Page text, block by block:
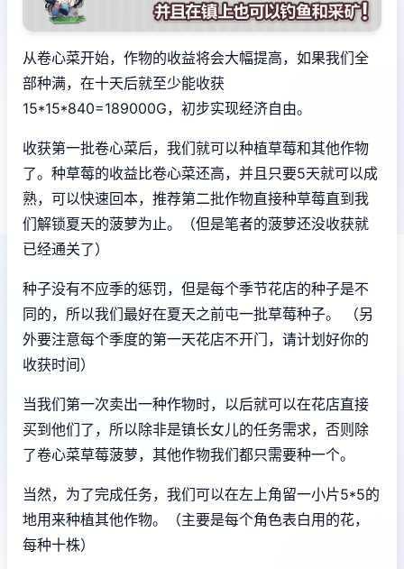
从卷心菜开始，作物的收益将会大幅提高，如果我们全
部种满，在十天后就至少能收获
15*15*840=189000G，初步实现经济自由。
收获第一批卷心菜后，我们就可以种植草莓和其他作物
了。种草莓的收益比卷心菜还高，并且只要5天就可以成
熟，可以快速回本，推荐第二批作物直接种草莓直到我
们解锁夏天的菠萝为止。（但是笔者的菠萝还没收获就
已经通关了）
种子没有不应季的惩罚，但是每个季节花店的种子是不
同的，所以我们最好在夏天之前屯一批草莓种子。 （另
外要注意每个季度的第一天花店不开门，请计划好你的
收获时间）
当我们第一次卖出一种作物时，以后就可以在花店直接
买到他们了，所以除非是镇长女儿的任务需求，否则除
了卷心菜草莓菠萝，其他作物我们都只需要种一个。
当然，为了完成任务，我们可以在左上角留一小片5*5的
地用来种植其他作物。（主要是每个角色表白用的花，
每种十株）